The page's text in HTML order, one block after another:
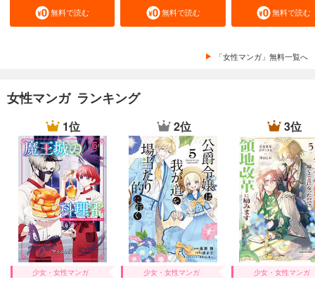
無料で読む 無料で読む 無料で読む
「女性マンガ」無料一覧へ
女性マンガ ランキング
1位
少女・女性マンガ
2位
少女・女性マンガ
3位
少女・女性マンガ